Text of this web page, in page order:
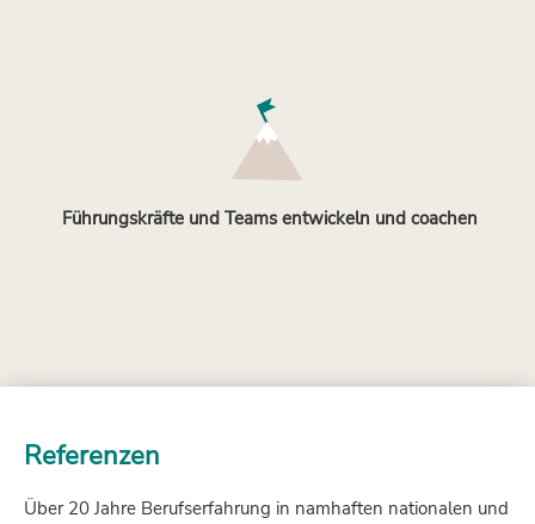
Führungskräfte und Teams entwickeln und coachen
Referenzen
Über 20 Jahre Berufserfahrung in namhaften nationalen und